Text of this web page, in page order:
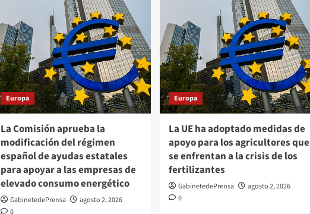
Europa
La Comisión aprueba la
modificación del régimen
español de ayudas estatales
para apoyar a las empresas de
elevado consumo energético
GabinetedePrensa
agosto 2, 2026
Europa
La UE ha adoptado medidas de
apoyo para los agricultores que
se enfrentan a la crisis de los
fertilizantes
GabinetedePrensa
agosto 2, 2026
0